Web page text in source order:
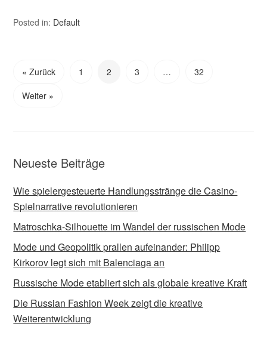
Posted in: Default
« Zurück 1 2 3 …
32
Weiter »
Neueste Beiträge
Wie spielergesteuerte Handlungsstränge die Casino-
Spielnarrative revolutionieren
Matroschka-Silhouette im Wandel der russischen Mode
Mode und Geopolitik prallen aufeinander: Philipp
Kirkorov legt sich mit Balenciaga an
Russische Mode etabliert sich als globale kreative Kraft
Die Russian Fashion Week zeigt die kreative
Weiterentwicklung